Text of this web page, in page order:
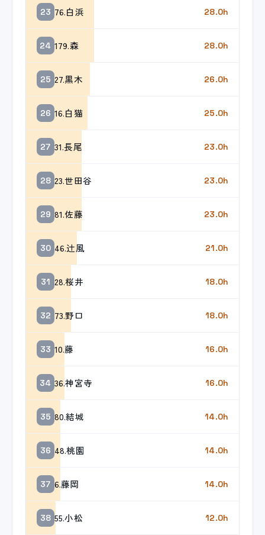
23 76.白浜 28.0h
24 179.森 28.0h
25 27.黒木 26.0h
26 16.白猫 25.0h
27 31.長尾 23.0h
28 23.世田谷 23.0h
29 81.佐藤 23.0h
30 46.辻風 21.0h
31 28.桜井 18.0h
32 73.野口 18.0h
33 10.藤 16.0h
34 36.神宮寺 16.0h
35 80.結城 14.0h
36 48.桃園 14.0h
37 6.藤岡 14.0h
38 55.小松 12.0h